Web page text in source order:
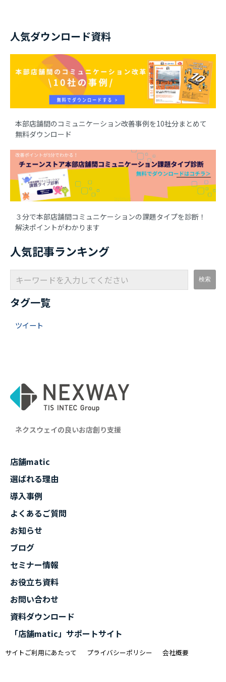
人気ダウンロード資料
本部店舗間のコミュニケーション改善事例を10社分まとめて
無料ダウンロード
３分で本部店舗間コミュニケーションの課題タイプを診断！
解決ポイントがわかります
人気記事ランキング
タグ一覧
ツイート
ネクスウェイの良いお店創り支援
店舗matic
選ばれる理由
導入事例
よくあるご質問
お知らせ
ブログ
セミナー情報
お役立ち資料
お問い合わせ
資料ダウンロード
「店舗matic」サポートサイト
サイトご利用にあたって プライバシーポリシー 会社概要